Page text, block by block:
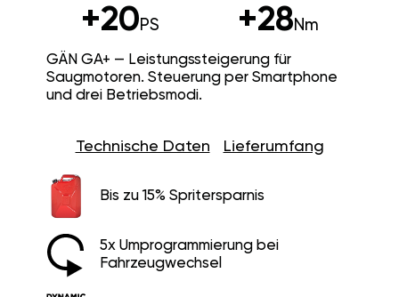
+20PS +28Nm
GÄN GA+ — Leistungssteigerung für
Saugmotoren. Steuerung per Smartphone
und drei Betriebsmodi.
Technische Daten Lieferumfang
Bis zu 15% Spritersparnis
5x Umprogrammierung bei
Fahrzeugwechsel